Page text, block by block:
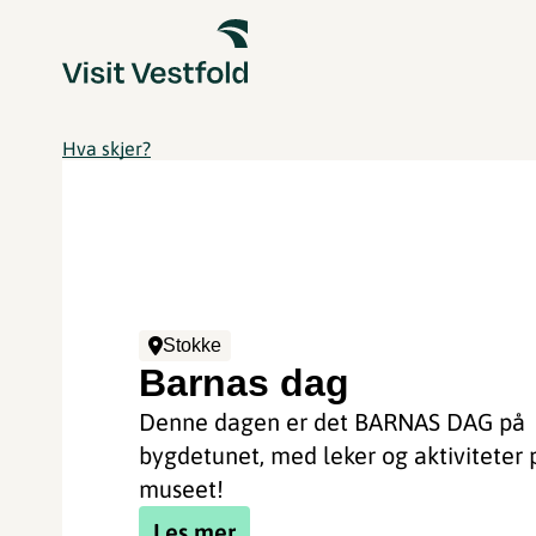
Hva skjer?
Stokke
Barnas dag
Denne dagen er det BARNAS DAG på
bygdetunet, med leker og aktiviteter
museet!